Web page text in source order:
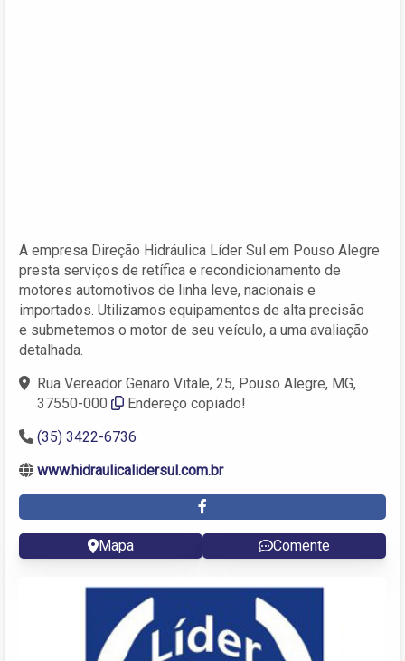
A empresa Direção Hidráulica Líder Sul‎ em Pouso Alegre
presta serviços de retífica e recondicionamento de
motores automotivos de linha leve, nacionais e
importados. Utilizamos equipamentos de alta precisão
e submetemos o motor de seu veículo, a uma avaliação
detalhada.
Rua Vereador Genaro Vitale, 25, Pouso Alegre, MG,
37550-000
Endereço copiado!
(35) 3422-6736
www.hidraulicalidersul.com.br
Mapa Comente